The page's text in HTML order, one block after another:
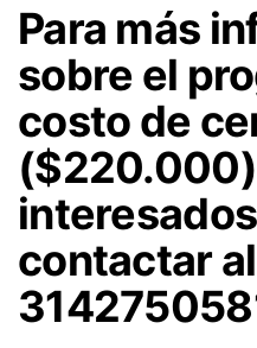
Para más
sobre el
costo de
contactar